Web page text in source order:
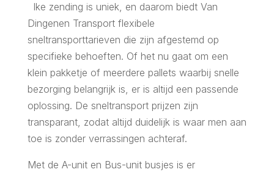
lke zending is uniek, en daarom biedt Van
Dingenen Transport flexibele
sneltransporttarieven die zijn afgestemd op
specifieke behoeften. Of het nu gaat om een
klein pakketje of meerdere pallets waarbij snelle
bezorging belangrijk is, er is altijd een passende
oplossing. De sneltransport prijzen zijn
transparant, zodat altijd duidelijk is waar men aan
toe is zonder verrassingen achteraf.
Met de A-unit en Bus-unit busjes is er